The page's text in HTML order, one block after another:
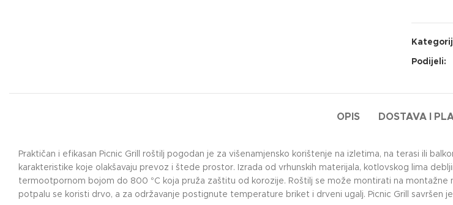
Podijeli:
OPIS DOSTAVA I
Praktičan i efikasan Picnic Grill roštilj pogodan je za višenamjensko korištenje na izletima, na terasi ili
karakteristike koje olakšavaju prevoz i štede prostor. Izrada od vrhunskih materijala, kotlovskog lima
termootpornom bojom do 800 °C koja pruža zaštitu od korozije. Roštilj se može montirati na montažne
potpalu se koristi drvo, a za održavanje postignute temperature briket i drveni ugalj. Picnic Grill savršen